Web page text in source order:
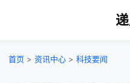
首页 > 资讯中心 > 科技要闻